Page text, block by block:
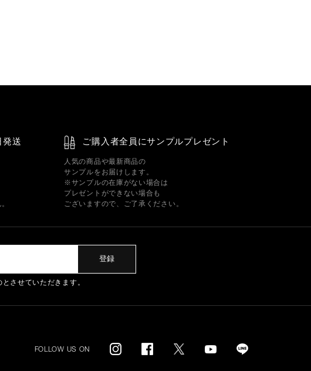
発送 ご購入者全員にサンプルプレゼント
人気の商品や最新商品の
サンプルをお届けします。
※サンプルの在庫がない場合は
プレゼントができない場合も
ございますので、ご了承ください。
登録
させていただきます。
FOLLOW US ON